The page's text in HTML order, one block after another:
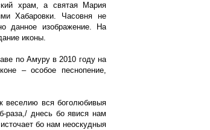
храм, а святая Мария
Хабаровки. Часовня не
данное изображение. На
иконы.
по Амуру в 2010 году на
– особое песнопение,
веселию вся боголюбивыя
раза,/ днесь бо явися нам
бо нам неоскудныя